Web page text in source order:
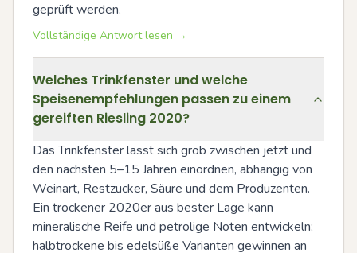
geprüft werden.
Vollständige Antwort lesen →
Welches Trinkfenster und welche
Speisenempfehlungen passen zu einem
gereiften Riesling 2020?
Das Trinkfenster lässt sich grob zwischen jetzt und
den nächsten 5–15 Jahren einordnen, abhängig von
Weinart, Restzucker, Säure und dem Produzenten.
Ein trockener 2020er aus bester Lage kann
mineralische Reife und petrolige Noten entwickeln;
halbtrockene bis edelsüße Varianten gewinnen an